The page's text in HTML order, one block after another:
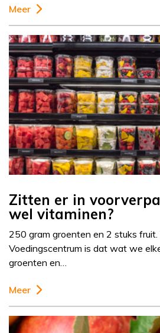
Meer
Zitten er in
wel vitaminen?
250 gram groenten en 2 stuks
Voedingscentrum is dat wat we
groenten en…
Meer